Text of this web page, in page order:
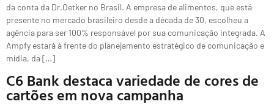
da conta da Dr.Oetker no Brasil. A empresa de alimentos, que está
presente no mercado brasileiro desde a década de 30, escolheu a
agência para ser 100% responsável por sua comunicação integrada. A
Ampfy estará à frente do planejamento estratégico de comunicação e
mídia, da […]
C6 Bank destaca variedade de cores de
cartões em nova campanha